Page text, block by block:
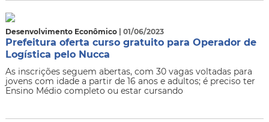
Desenvolvimento Econômico | 01/06/2023
Prefeitura oferta curso gratuito para Operador de
Logística pelo Nucca
As inscrições seguem abertas, com 30 vagas voltadas para
jovens com idade a partir de 16 anos e adultos; é preciso ter
Ensino Médio completo ou estar cursando